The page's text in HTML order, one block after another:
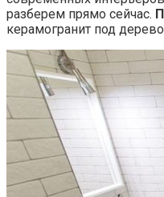
разберем прямо сейчас.
керамогранит под